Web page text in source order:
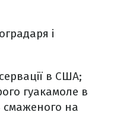
і
в США;
гуакамоле в
на